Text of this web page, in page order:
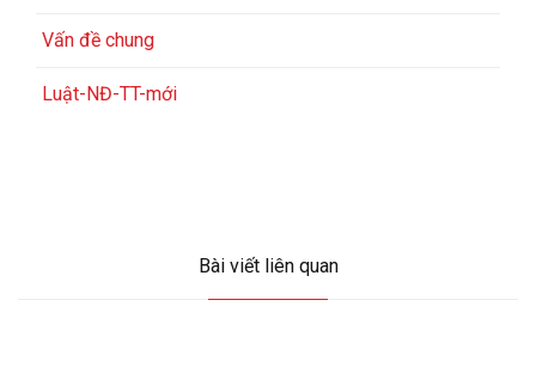
Vấn đề chung
Luật-NĐ-TT-mới
Bài viết liên quan